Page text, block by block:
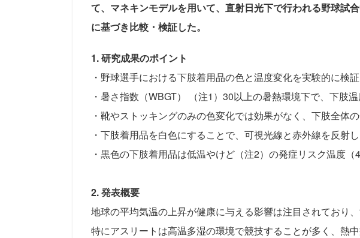
て、マネキンモデルを用いて、直射日光下で行われる野球試
に基づき比較・検証した。
1. 研究成果のポイント
・野球選手における下肢着用品の色と温度変化を実験的に検証
・暑さ指数（WBGT） （注1）30以上の暑熱環境下で、下肢
・靴やストッキングのみの色変化では効果がなく、下肢全体
・下肢着用品を白色にすることで、可視光線と赤外線を反射
・黒色の下肢着用品は低温やけど（注2）の発症リスク温度
2. 発表概要
地球の平均気温の上昇が健康に与える影響は注目されており
特にアスリートは高温多湿の環境で競技することが多く、熱